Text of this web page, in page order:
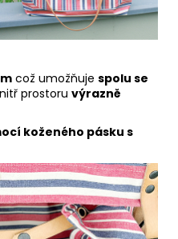
což umožňuje spolu se
prostoru výrazně
koženého pásku s